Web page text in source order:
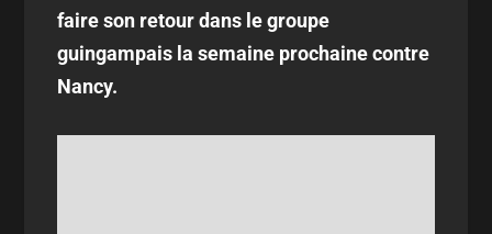
faire son retour dans le groupe
guingampais la semaine prochaine contre
Nancy.